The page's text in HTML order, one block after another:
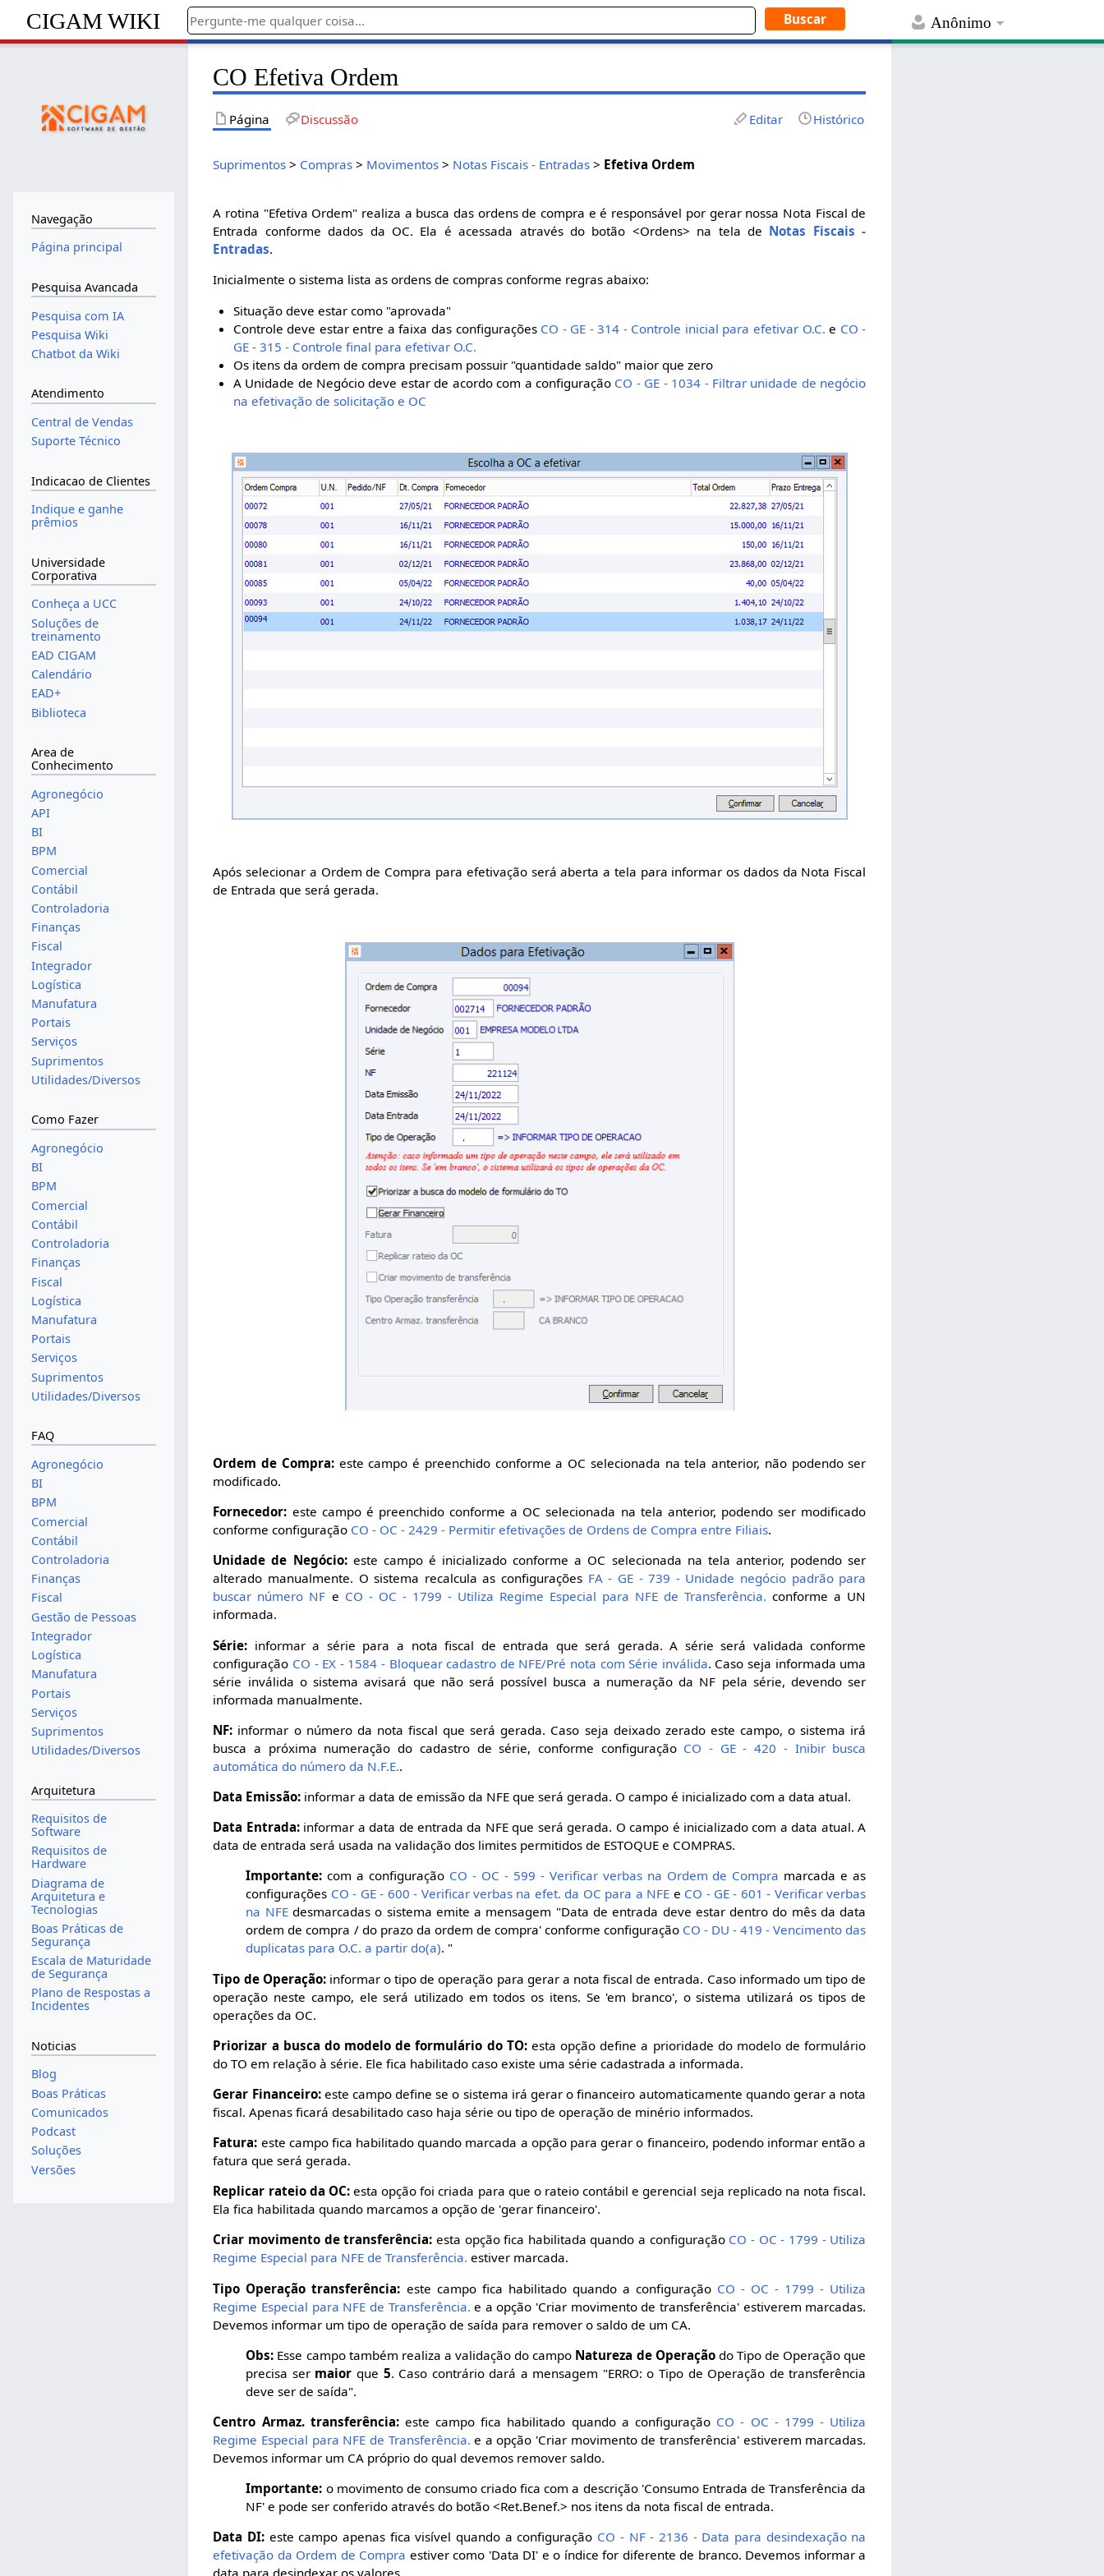
Anônimo
CIGAM WIKI
CO Efetiva Ordem
Página Discussão Editar Histórico
Suprimentos > Compras > Movimentos > Notas Fiscais - Entradas > Efetiva Ordem
A rotina "Efetiva Ordem" realiza a busca das ordens de compra e é responsável por gerar nossa Nota Fiscal de
Entrada conforme dados da OC. Ela é acessada através do botão <Ordens> na tela de Notas Fiscais -
Entradas.
Inicialmente o sistema lista as ordens de compras conforme regras abaixo:
Situação deve estar como "aprovada"
Controle deve estar entre a faixa das configurações CO - GE - 314 - Controle inicial para efetivar O.C. e CO -
GE - 315 - Controle final para efetivar O.C.
Os itens da ordem de compra precisam possuir "quantidade saldo" maior que zero
A Unidade de Negócio deve estar de acordo com a configuração CO - GE - 1034 - Filtrar unidade de negócio
na efetivação de solicitação e OC
Após selecionar a Ordem de Compra para efetivação será aberta a tela para informar os dados da Nota Fiscal
de Entrada que será gerada.
Ordem de Compra: este campo é preenchido conforme a OC selecionada na tela anterior, não podendo ser
modificado.
Fornecedor: este campo é preenchido conforme a OC selecionada na tela anterior, podendo ser modificado
conforme configuração CO - OC - 2429 - Permitir efetivações de Ordens de Compra entre Filiais.
Unidade de Negócio:este campo é inicializado conforme a OC selecionada na tela anterior, podendo ser
alterado manualmente. O sistema recalcula as configurações FA - GE - 739 - Unidade negócio padrão para
buscar número NF e CO - OC - 1799 - Utiliza Regime Especial para NFE de Transferência. conforme a UN
informada.
Série: informar a série para a nota fiscal de entrada que será gerada. A série será validada conforme
configuração CO - EX - 1584 - Bloquear cadastro de NFE/Pré nota com Série inválida. Caso seja informada uma
série inválida o sistema avisará que não será possível busca a numeração da NF pela série, devendo ser
informada manualmente.
NF: informar o número da nota fiscal que será gerada. Caso seja deixado zerado este campo, o sistema irá
busca a próxima numeração do cadastro de série, conforme configuração CO - GE - 420 - Inibir busca
automática do número da N.F.E..
Data Emissão: informar a data de emissão da NFE que será gerada. O campo é inicializado com a data atual.
Data Entrada: informar a data de entrada da NFE que será gerada. O campo é inicializado com a data atual. A
data de entrada será usada na validação dos limites permitidos de ESTOQUE e COMPRAS.
Importante: com a configuração CO - OC - 599 - Verificar verbas na Ordem de Compra marcada e as
configurações CO - GE - 600 - Verificar verbas na efet. da OC para a NFE e CO - GE - 601 - Verificar verbas
na NFEdesmarcadas o sistema emite a mensagem "Data de entrada deve estar dentro do mês da data
ordem de compra / do prazo da ordem de compra' conforme configuração CO - DU - 419 - Vencimento das
duplicatas para O.C. a partir do(a). "
Tipo de Operação: informar o tipo de operação para gerar a nota fiscal de entrada. Caso informado um tipo de
operação neste campo, ele será utilizado em todos os itens. Se 'em branco', o sistema utilizará os tipos de
operações da OC.
Priorizar a busca do modelo de formulário do TO:esta opção define a prioridade do modelo de formulário
do TO em relação à série. Ele fica habilitado caso existe uma série cadastrada a informada.
Gerar Financeiro:este campo define se o sistema irá gerar o financeiro automaticamente quando gerar a nota
fiscal. Apenas ficará desabilitado caso haja série ou tipo de operação de minério informados.
Fatura: este campo fica habilitado quando marcada a opção para gerar o financeiro, podendo informar então a
fatura que será gerada.
Replicar rateio da OC:esta opção foi criada para que o rateio contábil e gerencial seja replicado na nota fiscal.
Ela fica habilitada quando marcamos a opção de 'gerar financeiro'.
Criar movimento de transferência: esta opção fica habilitada quando a configuração CO - OC - 1799 - Utiliza
Regime Especial para NFE de Transferência. estiver marcada.
Tipo Operação transferência: este campo fica habilitado quando a configuração CO - OC - 1799 - Utiliza
Regime Especial para NFE de Transferência. e a opção 'Criar movimento de transferência' estiverem marcadas.
Devemos informar um tipo de operação de saída para remover o saldo de um CA.
Obs: Esse campo também realiza a validação do campo Natureza de Operaçãodo Tipo de Operação que
precisa ser maior que 5. Caso contrário dará a mensagem "ERRO: o Tipo de Operação de transferência
deve ser de saída".
Centro Armaz. transferência:este campo fica habilitado quando a configuração CO - OC - 1799 - Utiliza
Regime Especial para NFE de Transferência. e a opção 'Criar movimento de transferência' estiverem marcadas.
Devemos informar um CA próprio do qual devemos remover saldo.
Importante: o movimento de consumo criado fica com a descrição 'Consumo Entrada de Transferência da
NF' e pode ser conferido através do botão <Ret.Benef.> nos itens da nota fiscal de entrada.
Data DI: este campo apenas fica visível quando a configuração CO - NF - 2136 - Data para desindexação na
efetivação da Ordem de Compra estiver como 'Data DI' e o índice for diferente de branco. Devemos informar a
Navegação
Página principal
Pesquisa Avancada
Pesquisa com IA
Pesquisa Wiki
Chatbot da Wiki
Atendimento
Central de Vendas
Suporte Técnico
Indicacao de Clientes
Indique e ganhe
prêmios
Universidade
Corporativa
Conheça a UCC
Soluções de
treinamento
EAD CIGAM
Calendário
EAD+
Biblioteca
Area de
Conhecimento
Agronegócio
API
BI
BPM
Comercial
Contábil
Controladoria
Finanças
Fiscal
Integrador
Logística
Manufatura
Portais
Serviços
Suprimentos
Utilidades/Diversos
Como Fazer
Agronegócio
BI
BPM
Comercial
Contábil
Controladoria
Finanças
Fiscal
Logística
Manufatura
Portais
Serviços
Suprimentos
Utilidades/Diversos
FAQ
Agronegócio
BI
BPM
Comercial
Contábil
Controladoria
Finanças
Fiscal
Gestão de Pessoas
Integrador
Logística
Manufatura
Portais
Serviços
Suprimentos
Utilidades/Diversos
Arquitetura
Requisitos de
Software
Requisitos de
Hardware
Diagrama de
Arquitetura e
Tecnologias
Boas Práticas de
Segurança
Escala de Maturidade
de Segurança
Plano de Respostas a
Incidentes
Noticias
Blog
Boas Práticas
Comunicados
Podcast
Soluções
Versões